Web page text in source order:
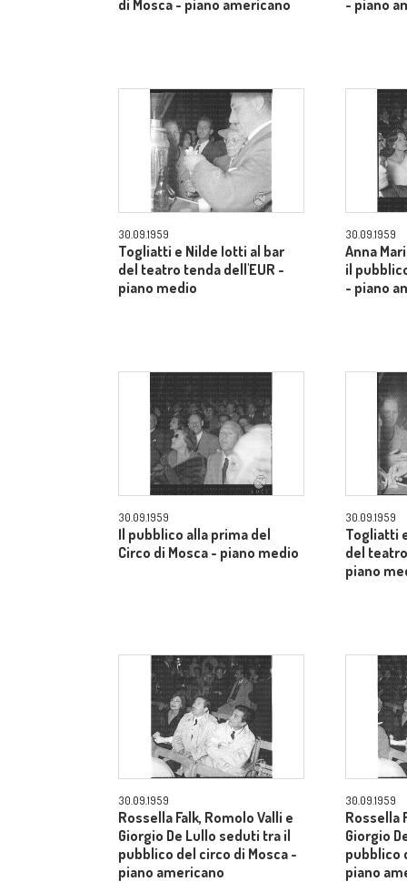
di Mosca - piano americano - piano
30.09.1959
Togliatti e Nilde Iotti al bar
del teatro tenda dell'EUR -
piano medio
30.09.1959
Anna
il
- piano
30.09.1959
Il pubblico alla prima del
Circo di Mosca - piano medio
30.09.1959
Togliatti
del
piano
30.09.1959
Rossella Falk, Romolo Valli e
Giorgio De Lullo seduti tra il
pubblico del circo di Mosca -
piano americano
30.09.1959
Rossella
Giorgio
pubblico
piano